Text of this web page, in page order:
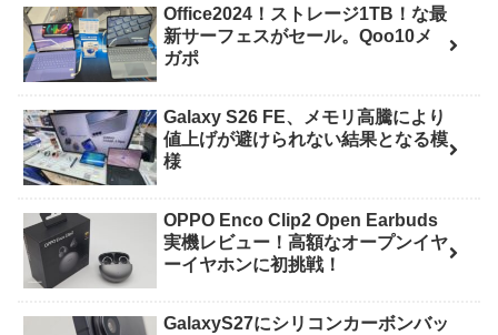
Office2024！ストレージ1TB！な最
新サーフェスがセール。Qoo10メ
ガポ
Galaxy S26 FE、メモリ高騰により
値上げが避けられない結果となる模
様
OPPO Enco Clip2 Open Earbuds
実機レビュー！高額なオープンイヤ
ーイヤホンに初挑戦！
GalaxyS27にシリコンカーボンバッ